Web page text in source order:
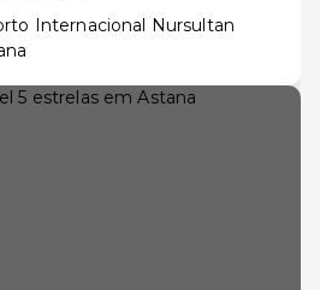
Internacional Nursultan